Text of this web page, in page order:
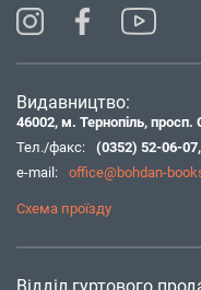
Видавництво:
46002, м. Тернопіль,
Тел./факс:
(0352) 52-06-07,
e-mail:
office@bohdan-
Схема проїзду